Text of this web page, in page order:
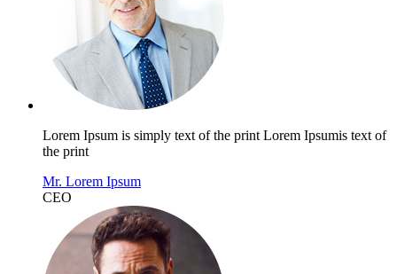
Lorem Ipsum is simply text of the print Lorem Ipsumis text of
the print
Mr. Lorem Ipsum
CEO